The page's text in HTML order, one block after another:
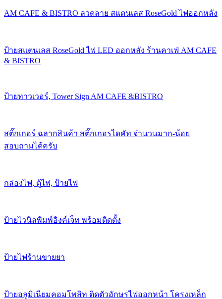
AM CAFE & BISTRO ลวดลาย สแตนเลส RoseGold ไฟออกหลัง
ป้ายสแตนเลส RoseGold ไฟ LED ออกหลัง ร้านคาเฟ่ AM CAFE
& BISTRO
ป้ายทาวเวอร์, Tower Sign AM CAFE &BISTRO
สติ๊กเกอร์ ฉลากสินค้า สติ๊กเกอรไดคัท จำนวนมาก-น้อย
สอบถามได้ครับ
กล่องไฟ, ตู้ไฟ, ป้ายไฟ
ป้ายไวนิลพิมพ์อิงค์เจ็ท พร้อมติดตั้ง
ป้ายไฟร้านขายยา
ป้ายอลูมิเนียมคอมโพสิท ติดตัวอักษรไฟออกหน้า โครงเหล็ก